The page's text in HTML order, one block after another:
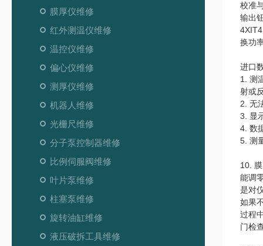
膜厚仪维修
红外测温仪维修
温控仪维修
偏心仪维修
测厚仪维修
机器人维修
光栅尺维修
分子泵控制器维修
比例伺服阀维修
叶片泵维修
柱塞泵维修
旋转油缸维修
液压破拆工具维修
校准
输出
换功
进口
1. 测
射或
2. 无
3. 显
4. 数
5. 测
10.
能调
是对
如果
过程
门检